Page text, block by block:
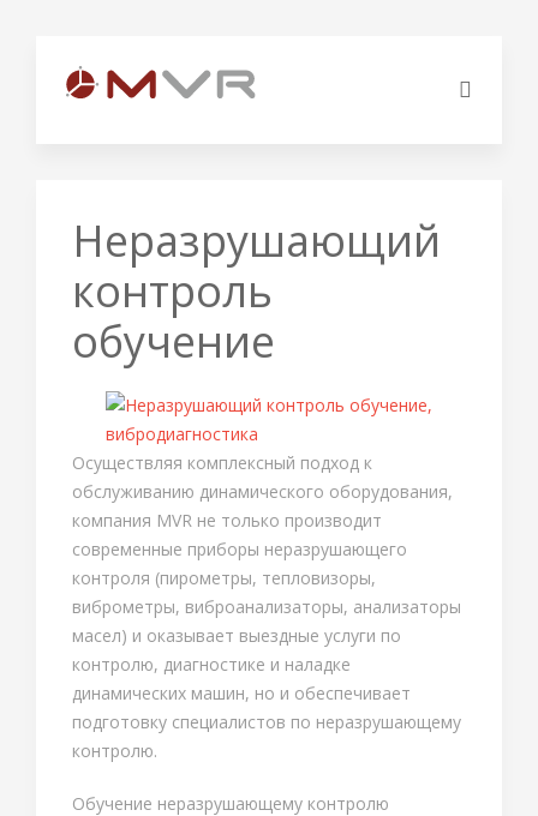
Неразрушающий
контроль
обучение
Осуществляя комплексный подход к
обслуживанию динамического оборудования,
компания MVR не только производит
современные приборы неразрушающего
контроля (пирометры, тепловизоры,
виброметры, виброанализаторы, анализаторы
масел) и оказывает выездные услуги по
контролю, диагностике и наладке
динамических машин, но и обеспечивает
подготовку специалистов по неразрушающему
контролю.
Обучение неразрушающему контролю